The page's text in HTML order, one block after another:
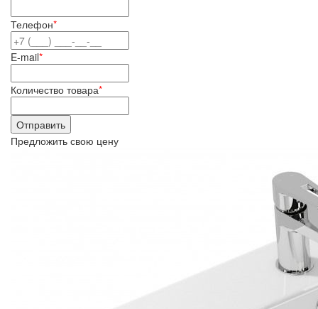
Телефон*
E-mail*
Количество товара*
Предложить свою цену